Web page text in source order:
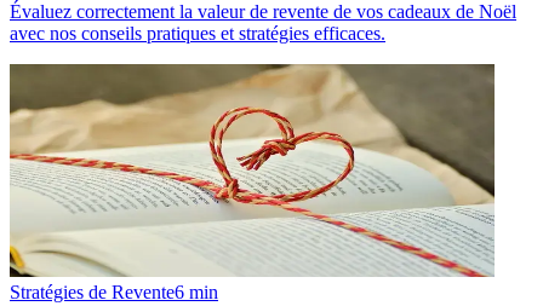
Évaluez correctement la valeur de revente de vos cadeaux de Noël
avec nos conseils pratiques et stratégies efficaces.
Stratégies de Revente6 min